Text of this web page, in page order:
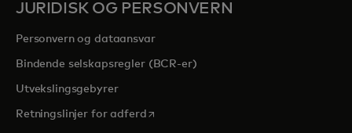
JURIDISK OG PERSONVERN
Personvern og dataansvar
Bindende selskapsregler (BCR-er)
Utvekslingsgebyrer
Retningslinjer for adferdopens in a new tab